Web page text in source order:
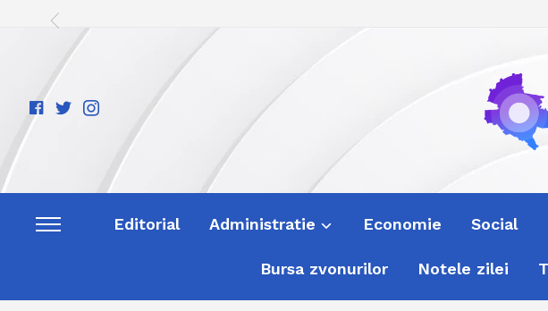
facebook-
official
twitterinstagram
Toggle
Editorial Administratie Economie Social
Bursa zvonurilor Notele zilei